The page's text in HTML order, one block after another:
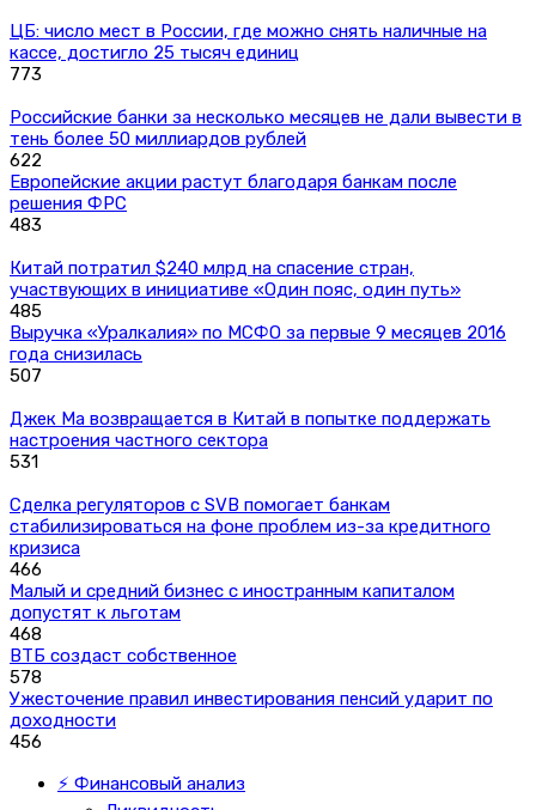
ЦБ: число мест в России, где можно снять наличные на
кассе, достигло 25 тысяч единиц
773
Российские банки за несколько месяцев не дали вывести в
тень более 50 миллиардов рублей
622
Европейские акции растут благодаря банкам после
решения ФРС
483
Китай потратил $240 млрд на спасение стран,
участвующих в инициативе «Один пояс, один путь»
485
Выручка «Уралкалия» по МСФО за первые 9 месяцев 2016
года снизилась
507
Джек Ма возвращается в Китай в попытке поддержать
настроения частного сектора
531
Сделка регуляторов с SVB помогает банкам
стабилизироваться на фоне проблем из-за кредитного
кризиса
466
Малый и средний бизнес с иностранным капиталом
допустят к льготам
468
ВТБ создаст собственное
578
Ужесточение правил инвестирования пенсий ударит по
доходности
456
⚡ Финансовый анализ